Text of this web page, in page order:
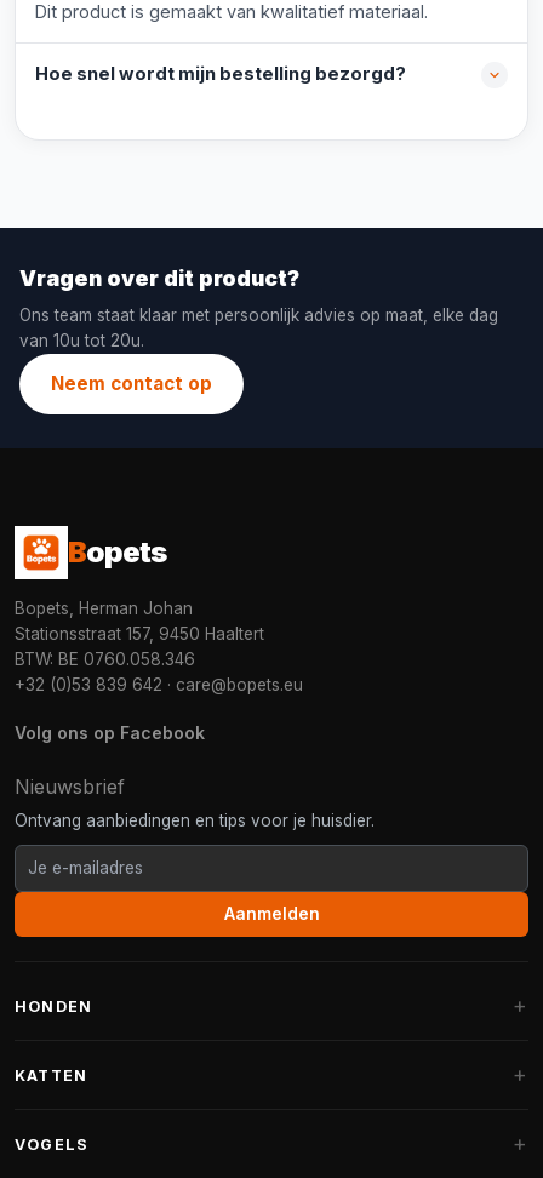
Dit product is gemaakt van kwalitatief materiaal.
Hoe snel wordt mijn bestelling bezorgd?
Vragen over dit product?
Ons team staat klaar met persoonlijk advies op maat, elke dag
van 10u tot 20u.
Neem contact op
Bopets
Bopets, Herman Johan
Stationsstraat 157, 9450 Haaltert
BTW: BE 0760.058.346
+32 (0)53 839 642 · care@bopets.eu
Volg ons op Facebook
Nieuwsbrief
Ontvang aanbiedingen en tips voor je huisdier.
Aanmelden
HONDEN
Fantail hondenmanden
KATTEN
VOGELS